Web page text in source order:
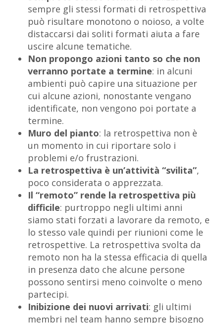
sempre gli stessi formati di retrospettiva
può risultare monotono o noioso, a volte
distaccarsi dai soliti formati aiuta a fare
uscire alcune tematiche.
Non propongo azioni tanto so che non
verranno portate a termine: in alcuni
ambienti può capire una situazione per
cui alcune azioni, nonostante vengano
identificate, non vengono poi portate a
termine.
Muro del pianto: la retrospettiva non è
un momento in cui riportare solo i
problemi e/o frustrazioni.
La retrospettiva è un’attività “svilita”,
poco considerata o apprezzata.
Il “remoto” rende la retrospettiva più
difficile: purtroppo negli ultimi anni
siamo stati forzati a lavorare da remoto, e
lo stesso vale quindi per riunioni come le
retrospettive. La retrospettiva svolta da
remoto non ha la stessa efficacia di quella
in presenza dato che alcune persone
possono sentirsi meno coinvolte o meno
partecipi.
Inibizione dei nuovi arrivati: gli ultimi
membri nel team hanno sempre bisogno